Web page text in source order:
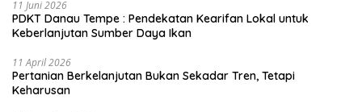
11 Juni 2026
PDKT Danau Tempe : Pendekatan Kearifan Lokal untuk
Keberlanjutan Sumber Daya Ikan
11 April 2026
Pertanian Berkelanjutan Bukan Sekadar Tren, Tetapi
Keharusan